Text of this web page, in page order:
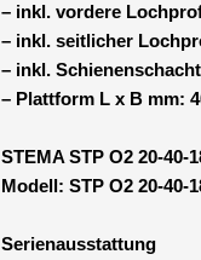
– inkl. vordere
– inkl. seitlicher
– inkl.
– Plattform L x B mm:
STEMA STP O2 20-40-
Modell: STP O2 20-
Serienausstattung